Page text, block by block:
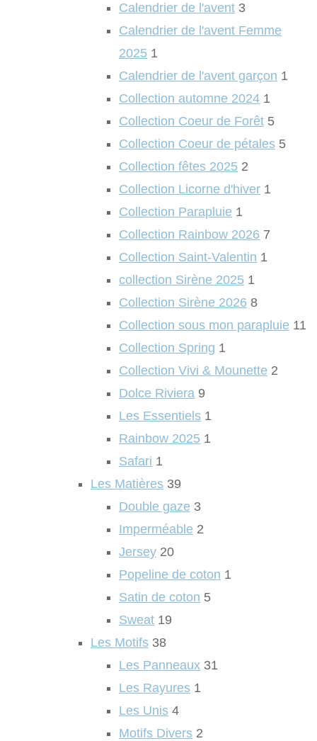
Calendrier de l'avent 3
Calendrier de l'avent Femme
2025 1
Calendrier de l'avent garçon 1
Collection automne 2024 1
Collection Coeur de Forêt 5
Collection Coeur de pétales 5
Collection fêtes 2025 2
Collection Licorne d'hiver 1
Collection Parapluie 1
Collection Rainbow 2026 7
Collection Saint-Valentin 1
collection Sirène 2025 1
Collection Sirène 2026 8
Collection sous mon parapluie 11
Collection Spring 1
Collection Vivi & Mounette 2
Dolce Riviera 9
Les Essentiels 1
Rainbow 2025 1
Safari 1
Les Matières 39
Double gaze 3
Imperméable 2
Jersey 20
Popeline de coton 1
Satin de coton 5
Sweat 19
Les Motifs 38
Les Panneaux 31
Les Rayures 1
Les Unis 4
Motifs Divers 2